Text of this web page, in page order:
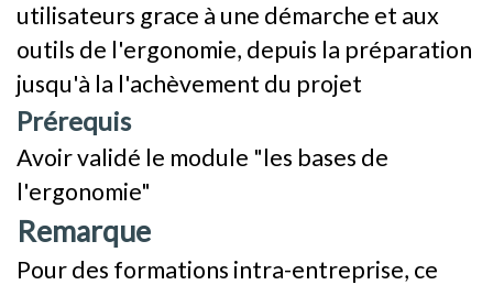
utilisateurs grace à une démarche et aux
outils de l'ergonomie, depuis la préparation
jusqu'à la l'achèvement du projet
Prérequis
Avoir validé le module "les bases de
l'ergonomie"
Remarque
Pour des formations intra-entreprise, ce